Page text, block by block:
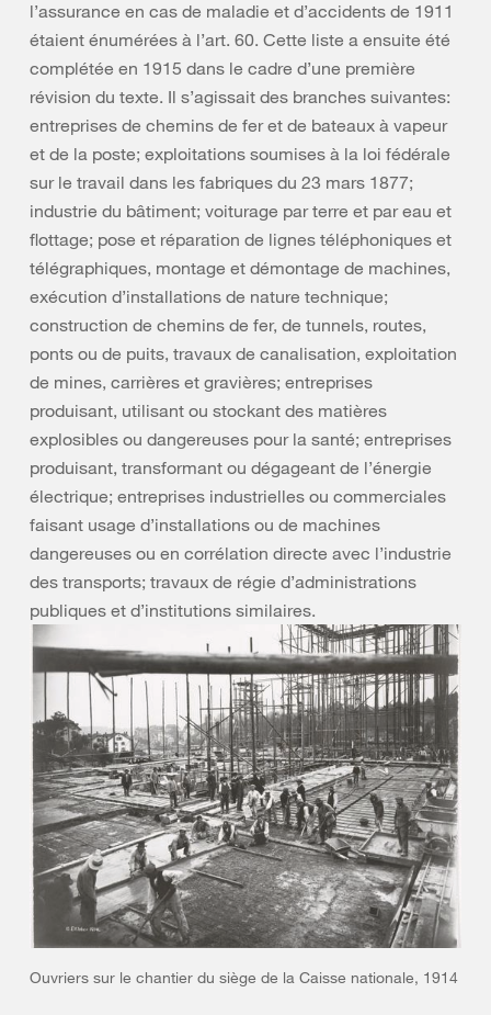
l’assurance en cas de maladie et d’accidents de 1911
étaient énumérées à l’art. 60. Cette liste a ensuite été
complétée en 1915 dans le cadre d’une première
révision du texte. Il s’agissait des branches suivantes:
entreprises de chemins de fer et de bateaux à vapeur
et de la poste; exploitations soumises à la loi fédérale
sur le travail dans les fabriques du 23 mars 1877;
industrie du bâtiment; voiturage par terre et par eau et
flottage; pose et réparation de lignes téléphoniques et
télégraphiques, montage et démontage de machines,
exécution d’installations de nature technique;
construction de chemins de fer, de tunnels, routes,
ponts ou de puits, travaux de canalisation, exploitation
de mines, carrières et gravières; entreprises
produisant, utilisant ou stockant des matières
explosibles ou dangereuses pour la santé; entreprises
produisant, transformant ou dégageant de l’énergie
électrique; entreprises industrielles ou commerciales
faisant usage d’installations ou de machines
dangereuses ou en corrélation directe avec l’industrie
des transports; travaux de régie d’administrations
publiques et d’institutions similaires.
Ouvriers sur le chantier du siège de la Caisse nationale, 1914